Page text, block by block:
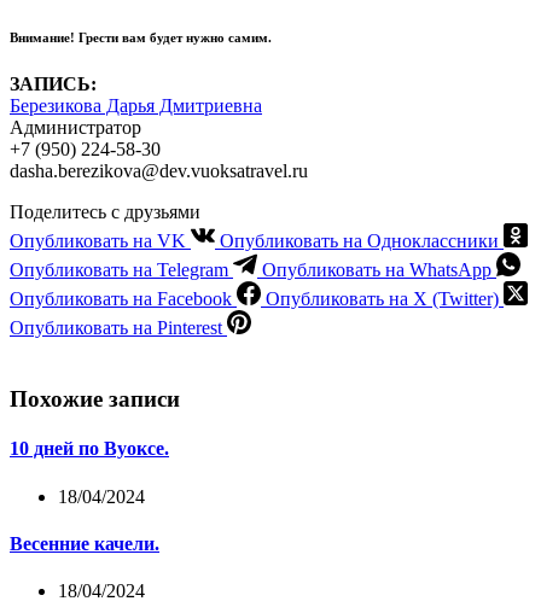
Внимание! Грести вам будет нужно самим.
ЗАПИСЬ:
Березикова Дарья Дмитриевна
Администратор
+7 (950) 224-58-30
dasha.berezikova@dev.vuoksatravel.ru
Поделитесь с друзьями
Опубликовать на VK
Опубликовать на Одноклассники
Опубликовать на Telegram
Опубликовать на WhatsApp
Опубликовать на Facebook
Опубликовать на X (Twitter)
Опубликовать на Pinterest
Похожие записи
10 дней по Вуоксе.
18/04/2024
Весенние качели.
18/04/2024